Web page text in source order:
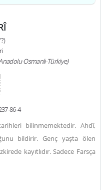
Osmanlı-Türkiye)
86-4
bilinmemektedir. Ahdî,
bildirir. Genç yaşta ölen
kayıtlıdır. Sadece Farsça